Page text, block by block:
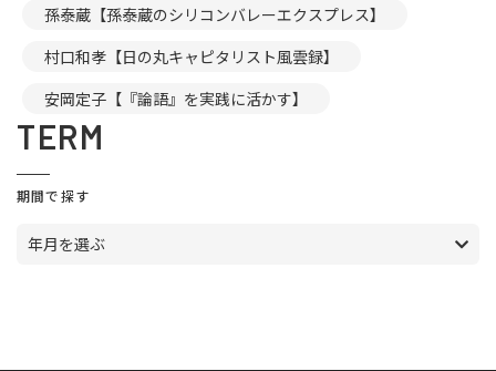
孫泰蔵【孫泰蔵のシリコンバレーエクスプレス】
村口和孝【日の丸キャピタリスト風雲録】
安岡定子【『論語』を実践に活かす】
TERM
期間で探す
年月を選ぶ